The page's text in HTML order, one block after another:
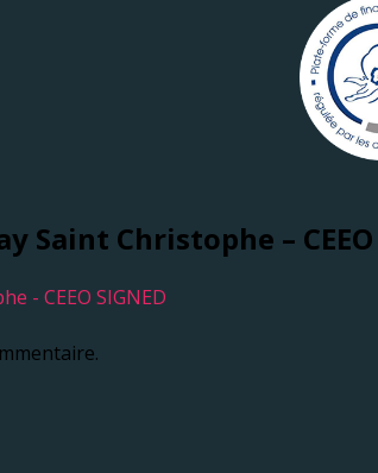
Saint Christophe –
- CEEO SIGNED